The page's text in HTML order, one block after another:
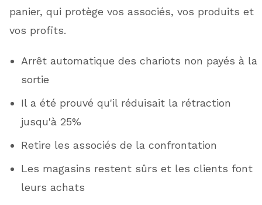
panier, qui protège vos associés, vos produits et
vos profits.
Arrêt automatique des chariots non payés à la
sortie
Il a été prouvé qu'il réduisait la rétraction
jusqu'à 25%
Retire les associés de la confrontation
Les magasins restent sûrs et les clients font
leurs achats